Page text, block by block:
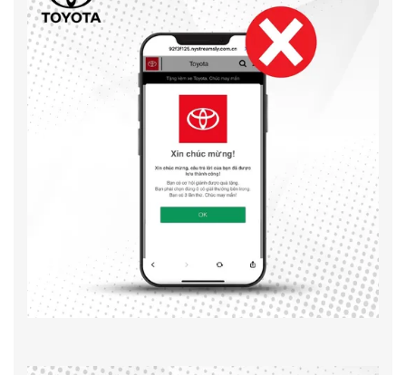
So sánh xe
Dự toán chi phí
Đăng kí lái thử